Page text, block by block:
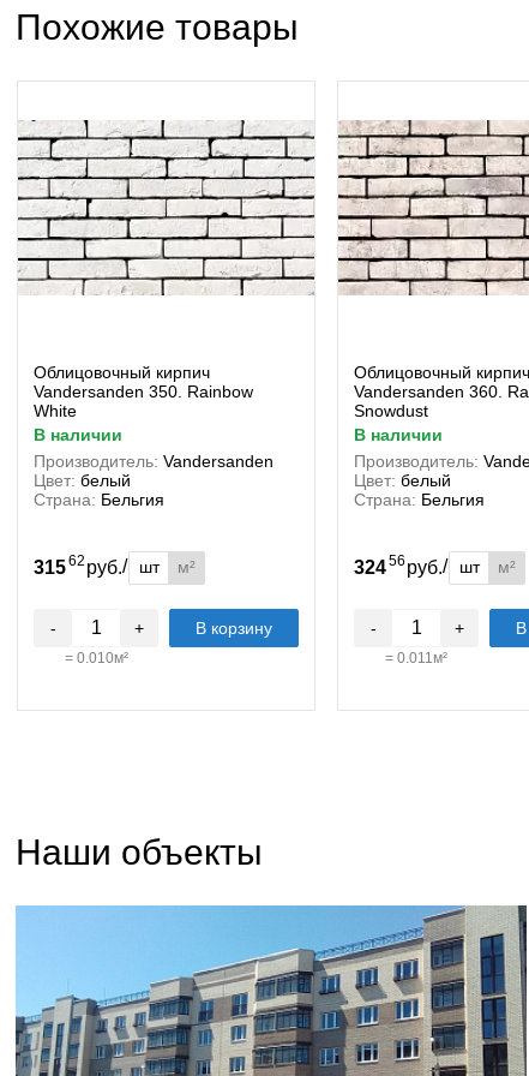
Похожие товары
Облицовочный кирпич
Vandersanden 350. Rainbow
White
в наличии
Производитель: Vandersanden
Цвет: белый
Страна: Бельгия
31562руб./ шт м²
- +
= 0.010м²
В корзину
Облицовочный кирпич
Vandersanden 360.
Snowdust
в наличии
Производитель:
Цвет: белый
Страна: Бельгия
32456руб./ шт м²
- +
= 0.011м²
В
Наши объекты